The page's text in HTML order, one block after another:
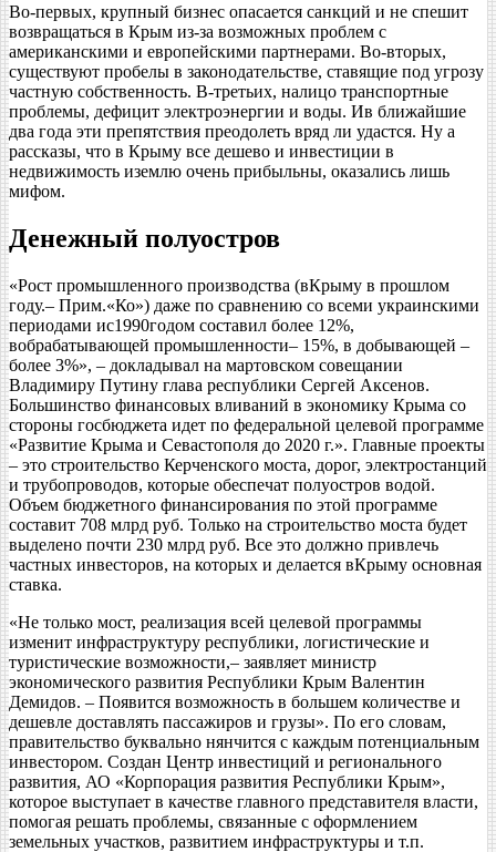
Во-первых, крупный бизнес опасается санкций и не спешит
возвращаться в Крым из-за возможных проблем с
американскими и европейскими партнерами. Во-вторых,
существуют пробелы в законодательстве, ставящие под угрозу
частную собственность. В-третьих, налицо транспортные
проблемы, дефицит электроэнергии и воды. Ив ближайшие
два года эти препятствия преодолеть вряд ли удастся. Ну а
рассказы, что в Крыму все дешево и инвестиции в
недвижимость иземлю очень прибыльны, оказались лишь
мифом.
Денежный полуостров
«Рост промышленного производства (вКрыму в прошлом
году.– Прим.«Ко») даже по сравнению со всеми украинскими
периодами ис1990годом составил более 12%,
вобрабатывающей промышленности– 15%, в добывающей –
более 3%», – докладывал на мартовском совещании
Владимиру Путину глава республики Сергей Аксенов.
Большинство финансовых вливаний в экономику Крыма со
стороны госбюджета идет по федеральной целевой программе
«Развитие Крыма и Севастополя до 2020 г.». Главные проекты
– это строительство Керченского моста, дорог, электростанций
и трубопроводов, которые обеспечат полуостров водой.
Объем бюджетного финансирования по этой программе
составит 708 млрд руб. Только на строительство моста будет
выделено почти 230 млрд руб. Все это должно привлечь
частных инвесторов, на которых и делается вКрыму основная
ставка.
«Не только мост, реализация всей целевой программы
изменит инфраструктуру республики, логистические и
туристические возможности,– заявляет министр
экономического развития Республики Крым Валентин
Демидов. – Появится возможность в большем количестве и
дешевле доставлять пассажиров и грузы». По его словам,
правительство буквально нянчится с каждым потенциальным
инвестором. Создан Центр инвестиций и регионального
развития, АО «Корпорация развития Республики Крым»,
которое выступает в качестве главного представителя власти,
помогая решать проблемы, связанные с оформлением
земельных участков, развитием инфраструктуры и т.п.